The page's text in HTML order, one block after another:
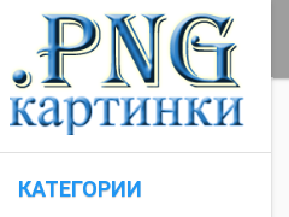
КАТЕГОРИИ